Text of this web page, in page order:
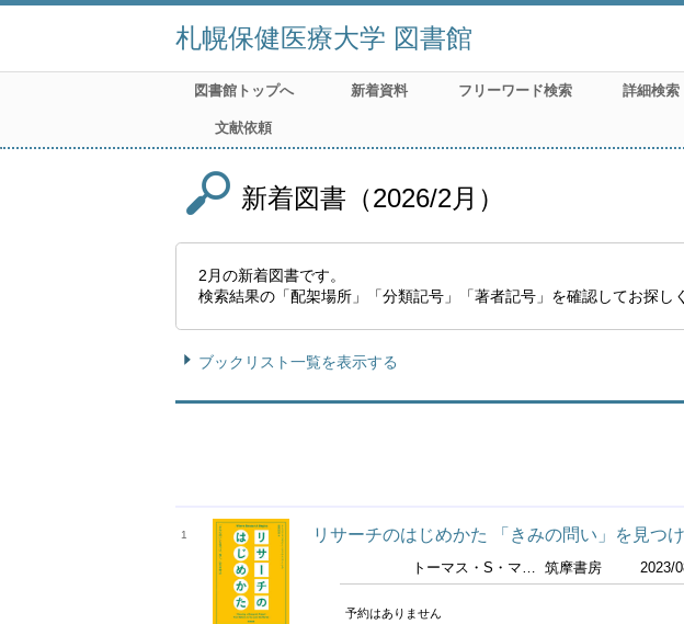
札幌保健医療大学 図書館
図書館トップへ 新着資料 フリーワード検索 詳細検索
文献依頼
新着図書（2026/2月）
2月の新着図書です。
検索結果の「配架場所」「分類記号」「著者記号」を確認してお探し
ブックリスト一覧を表示する
1 リサーチのはじめかた 「きみの問い」を見つ
トーマス・S・マラニー クリストファー・レア著 安原和見訳 筑摩書房 2023/
予約はありません